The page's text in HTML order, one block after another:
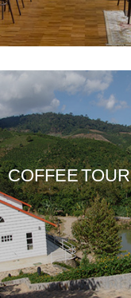
COFFEE TOUR